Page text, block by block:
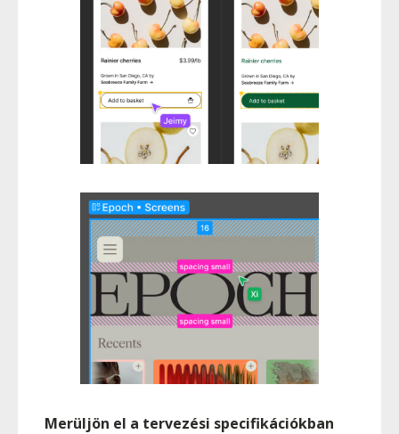
Merüljön el a tervezési specifikációkban